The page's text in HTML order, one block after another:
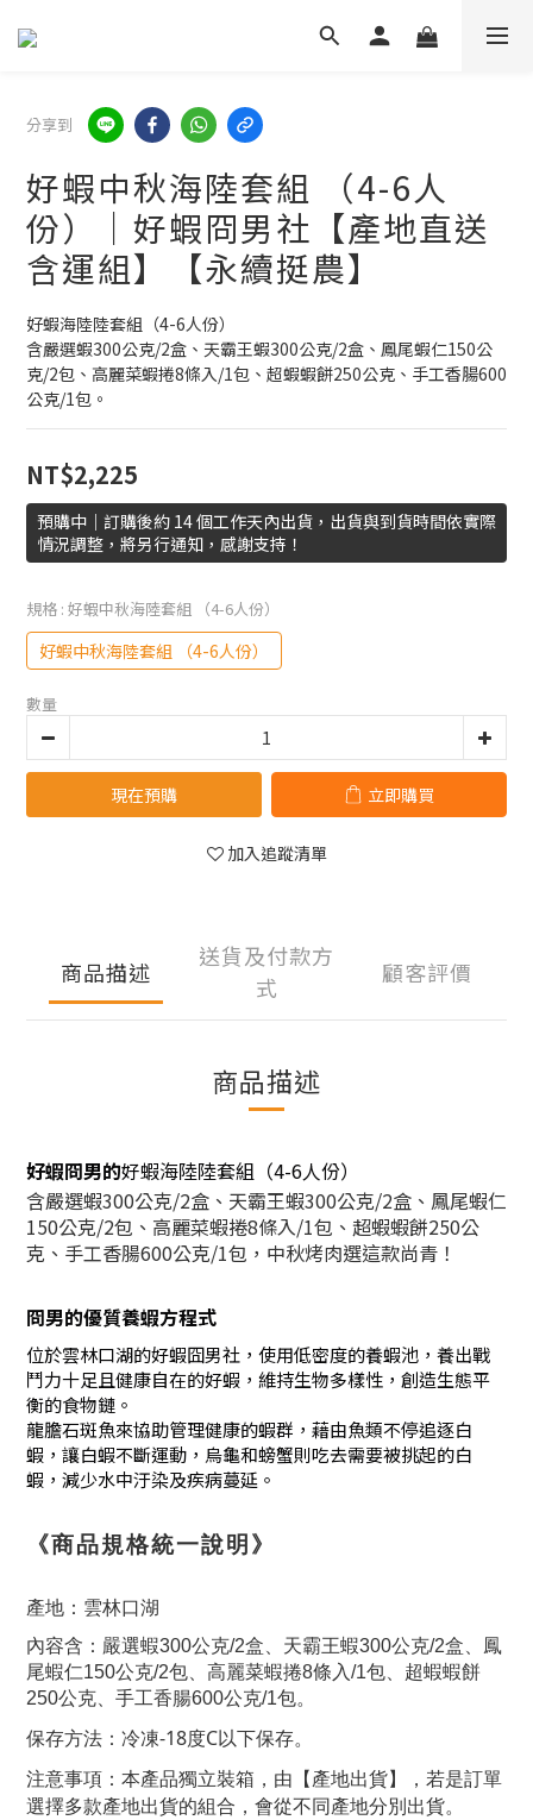
分享到
好蝦中秋海陸套組 （4-6人
份）｜好蝦冏男社【產地直送
含運組】【永續挺農】
好蝦海陸陸套組（4-6人份）
含嚴選蝦300公克/2盒、天霸王蝦300公克/2盒、鳳尾蝦仁150公
克/2包、高麗菜蝦捲8條入/1包、超蝦蝦餅250公克、手工香腸600
公克/1包。
NT$2,225
預購中｜訂購後約 14 個工作天內出貨，出貨與到貨時間依實際
情況調整，將另行通知，感謝支持！
規格 : 好蝦中秋海陸套組 （4-6人份）
好蝦中秋海陸套組 （4-6人份）
數量
現在預購 立即購買
加入追蹤清單
商品描述
送貨及付款方
式
顧客評價
商品描述
好蝦冏男的好蝦海陸陸套組（4-6人份）
含嚴選蝦300公克/2盒、天霸王蝦300公克/2盒、鳳尾蝦仁
150公克/2包、高麗菜蝦捲8條入/1包、超蝦蝦餅250公
克、手工香腸600公克/1包，中秋烤肉選這款尚青！
冏男的優質養蝦方程式
位於雲林口湖的好蝦囧男社，使用低密度的養蝦池，養出戰
鬥力十足且健康自在的好蝦，維持生物多樣性， 創造生態平
衡的食物鏈 。
龍膽石斑魚來協助管理健康的蝦群，藉由魚類不停追逐白
蝦，讓白蝦不斷運動，烏龜和螃蟹則吃去需要被挑起的白
蝦，減少水中汙染及疾病蔓延。
《商品規格統一說明》
產地：雲林口湖
內容含： 嚴選蝦300公克/2盒、天霸王蝦300公克/2盒、鳳
尾蝦仁150公克/2包、高麗菜蝦捲8條入/1包、超蝦蝦餅
250公克、手工香腸600公克/1包。
保存方法： 冷凍-18度C以下保存。
注意事項： 本產品獨立裝箱，由【產地出貨】，若是訂單
選擇多款產地出貨的組合，會從不同產地分別出貨。